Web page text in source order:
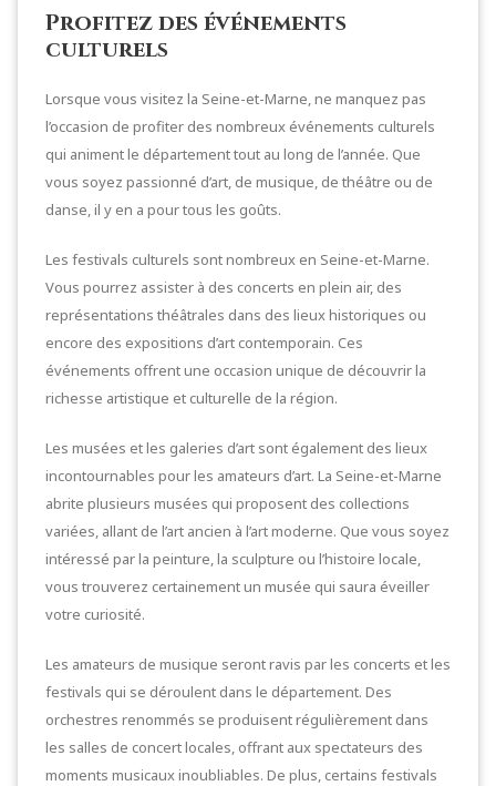
Profitez des événements
culturels
Lorsque vous visitez la Seine-et-Marne, ne manquez pas
l’occasion de profiter des nombreux événements culturels
qui animent le département tout au long de l’année. Que
vous soyez passionné d’art, de musique, de théâtre ou de
danse, il y en a pour tous les goûts.
Les festivals culturels sont nombreux en Seine-et-Marne.
Vous pourrez assister à des concerts en plein air, des
représentations théâtrales dans des lieux historiques ou
encore des expositions d’art contemporain. Ces
événements offrent une occasion unique de découvrir la
richesse artistique et culturelle de la région.
Les musées et les galeries d’art sont également des lieux
incontournables pour les amateurs d’art. La Seine-et-Marne
abrite plusieurs musées qui proposent des collections
variées, allant de l’art ancien à l’art moderne. Que vous soyez
intéressé par la peinture, la sculpture ou l’histoire locale,
vous trouverez certainement un musée qui saura éveiller
votre curiosité.
Les amateurs de musique seront ravis par les concerts et les
festivals qui se déroulent dans le département. Des
orchestres renommés se produisent régulièrement dans
les salles de concert locales, offrant aux spectateurs des
moments musicaux inoubliables. De plus, certains festivals